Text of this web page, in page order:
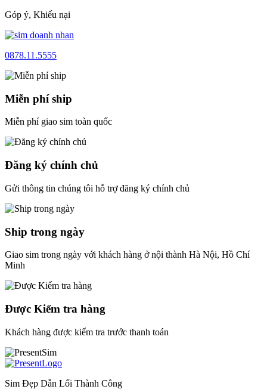
Góp ý, Khiếu nại
0878.11.5555
Miễn phí ship
Miễn phí giao sim toàn quốc
Đăng ký chính chủ
Gửi thông tin chúng tôi hỗ trợ đăng ký chính chủ
Ship trong ngày
Giao sim trong ngày với khách hàng ở nội thành Hà Nội, Hồ Chí
Minh
Được Kiểm tra hàng
Khách hàng được kiểm tra trước thanh toán
Sim Đẹp Dẫn Lối Thành Công